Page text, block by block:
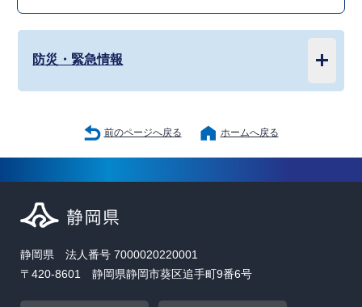
防災・緊急情報
前のページへ戻る ホームへ戻る
静岡県 法人番号 7000020220001
〒420-8601 静岡県静岡市葵区追手町9番6号